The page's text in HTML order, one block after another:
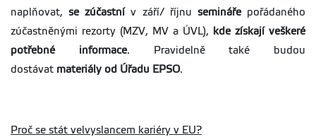
naplňovat,se zúčastnív září/ říjnu seminářepořádaného
zúčastněnými rezorty (MZV, MV a ÚVL),
kde získají veškeré
potřebné informace. Pravidelně také budou
dostávat materiály od Úřadu EPSO.
Proč se stát velvyslancem kariéry v EU?